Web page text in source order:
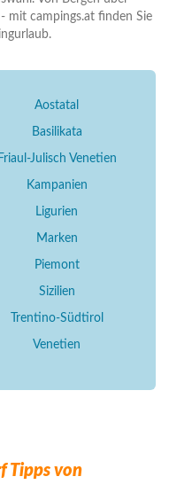
mit campings.at finden Sie
Aostatal
Basilikata
Friaul-Julisch Venetien
Kampanien
Ligurien
Marken
Piemont
Sizilien
Trentino-Südtirol
Venetien
Tipps von